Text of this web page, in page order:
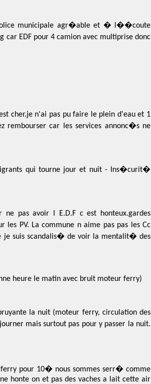
Police municipale agr�able et � l��coute
EDF pour 4 camion avec multiprise donc
cher.je n'ai pas pu faire le plein d'eau et 1
rembourser car les services annonc�s ne
qui tourne jour et nuit - Ins�curit�
pas avoir l E.D.F c est honteux.gardes
PV. La commune n aime pas pas les Cc
je suis scandalis� de voir la mentalit� des
heure le matin avec bruit moteur ferry)
la nuit (moteur ferry, circulation des
mais surtout pas pour y passer la nuit.
pour 10� nous sommes serr� comme
honte on et pas des vaches a lait cette air